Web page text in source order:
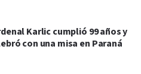
Karlic cumplió 99 años y
con una misa en Paraná